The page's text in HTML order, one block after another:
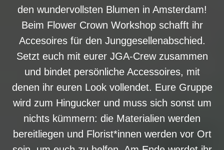
den wundervollsten Blumen in Amsterdam!
Beim Flower Crown Workshop schafft ihr
Accesoires für den Junggesellenabschied.
Setzt euch mit eurer JGA-Crew zusammen
und bindet persönliche Accessoires, mit
denen ihr euren Look vollendet. Eure Gruppe
wird zum Hingucker und muss sich sonst um
nichts kümmern: die Materialien werden
bereitliegen und Florist*innen werden vor Ort